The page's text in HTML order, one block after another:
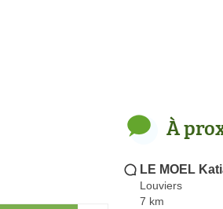
À
LE MOEL
Louviers
7 km